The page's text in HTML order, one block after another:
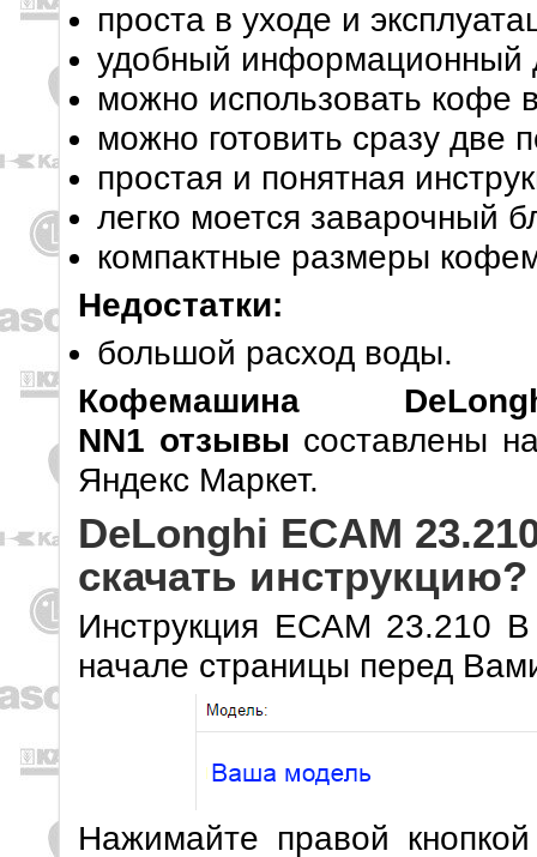
проста в уходе и
удобный информационный
можно использовать кофе
можно готовить сразу две
простая и понятная
легко моется заварочный
компактные размеры
Недостатки:
большой расход воды.
Кофемашина
NN1 отзывы составлены
Яндекс Маркет.
DeLonghi ECAM
скачать инструкцию?
Инструкция ECAM 23.210
начале страницы перед
Нажимайте правой